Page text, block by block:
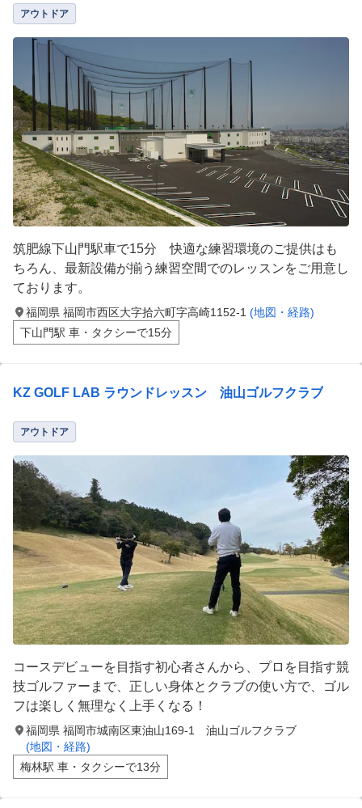
アウトドア
筑肥線下山門駅車で15分 快適な練習環境のご提供はも
ちろん、最新設備が揃う練習空間でのレッスンをご用意し
ております。
福岡県 福岡市西区大字拾六町字高崎1152-1 (地図・経路)
下山門駅 車・タクシーで15分
KZ GOLF LAB ラウンドレッスン 油山ゴルフクラブ
アウトドア
コースデビューを目指す初心者さんから、プロを目指す競
技ゴルファーまで、正しい身体とクラブの使い方で、ゴル
フは楽しく無理なく上手くなる！
福岡県 福岡市城南区東油山169-1 油山ゴルフクラブ
(地図・経路)
梅林駅 車・タクシーで13分